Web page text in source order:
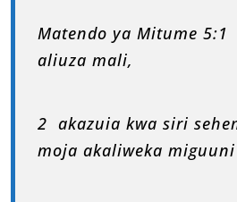
Matendo ya Mitume
aliuza mali,
2 akazuia kwa siri
moja akaliweka